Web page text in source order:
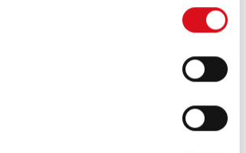
broder ou imprimer du texte